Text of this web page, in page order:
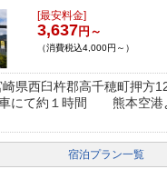
[最安料金]
3,637円～
（消費税込4,000円～）
県西臼杵郡高千穂町押方
にて約１時間 熊本空港
宿泊プラン一覧